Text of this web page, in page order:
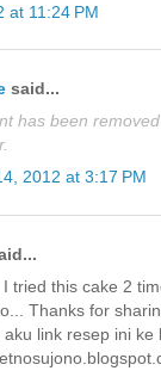
at 11:24 PM
said...
has been
2012 at 3:17 PM
tried this cake 2
Thanks for
aku link resep ini ke